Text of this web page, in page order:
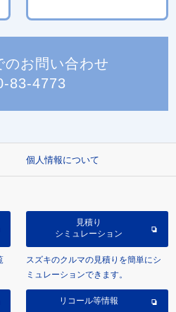
のお問い合わせ
83-4773
個人情報について
見積り
シミュレーション
スズキのクルマの見積りを簡単にシ
ミュレーションできます。
リコール等情報